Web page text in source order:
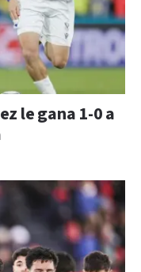
le gana 1-0 a